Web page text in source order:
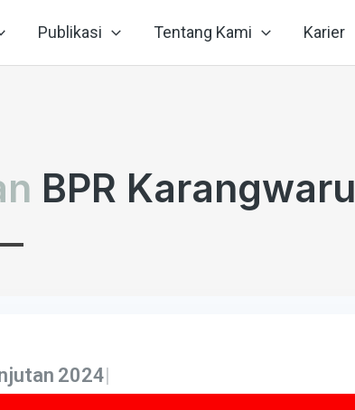
Publikasi Tentang Kami Karier
BPR Karangwaru
2024